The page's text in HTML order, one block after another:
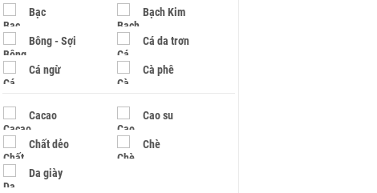
Bạc Bạch Kim
Bông - Sợi Cá da trơn
Cá ngừ Cà phê
Cacao Cao su
Chất dẻo Chè
Da giày